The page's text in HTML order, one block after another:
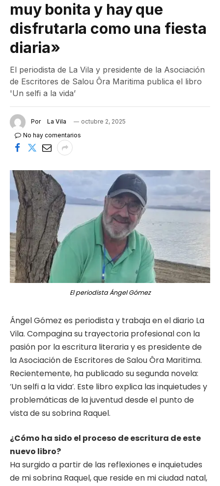
muy bonita y hay que
disfrutarla como una fiesta
diaria»
El periodista de La Vila y presidente de la Asociación
de Escritores de Salou Ôra Maritima publica el libro
'Un selfi a la vida’
Por La Vila
octubre 2, 2025
No hay comentarios
El periodista Ángel Gómez
Ángel Gómez es periodista y trabaja en el diario La
Vila. Compagina su trayectoria profesional con la
pasión por la escritura literaria y es presidente de
la Asociación de Escritores de Salou Ôra Maritima.
Recientemente, ha publicado su segunda novela:
‘Un selfi a la vida’. Este libro explica las inquietudes y
problemáticas de la juventud desde el punto de
vista de su sobrina Raquel.
¿Cómo ha sido el proceso de escritura de este
nuevo libro?
Ha surgido a partir de las reflexiones e inquietudes
de mi sobrina Raquel, que reside en mi ciudad natal,